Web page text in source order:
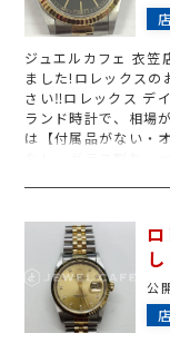
ので、余りコマ・ギ
いる状態であれば完
場でも完品とそうで
のため付属品は全て
無くても喜んでお買
い！
ジュエルカフェ 衣笠
ました!ロレックスの
さい‼︎ロレックス デ
ランド時計で、相場
は【付属品がない・
なし・ガラス割れ
スでもお買取する
ホールしていた為状
属品一緒にお持ち頂
お持ちくださいませ
まで
公